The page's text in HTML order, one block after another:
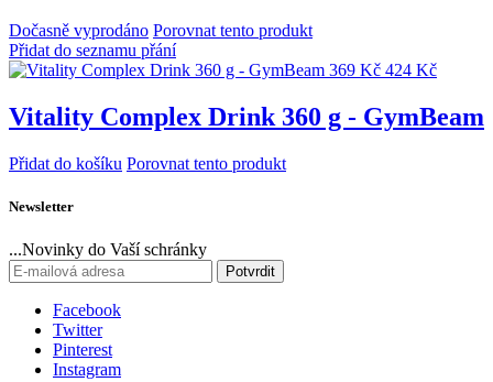
Dočasně vyprodáno Porovnat tento produkt
Přidat do seznamu přání
369 Kč 424 Kč
Vitality Complex Drink 360 g - GymBeam
Přidat do košíku Porovnat tento produkt
Newsletter
...Novinky do Vaší schránky
Potvrdit
Facebook
Twitter
Pinterest
Instagram